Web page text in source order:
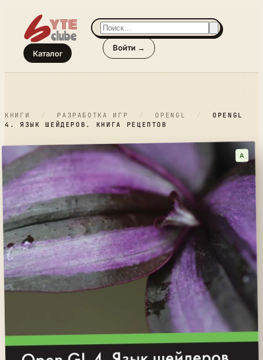
Каталог
Войти →
КНИГИ / РАЗРАБОТКА ИГР / OPENGL /
OPENGL
4. ЯЗЫК ШЕЙДЕРОВ. КНИГА РЕЦЕПТОВ
A